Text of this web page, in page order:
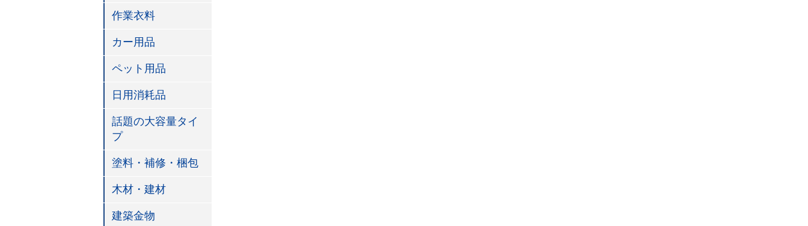
作業衣料
カー用品
ペット用品
日用消耗品
話題の大容量タイ
プ
塗料・補修・梱包
木材・建材
建築金物